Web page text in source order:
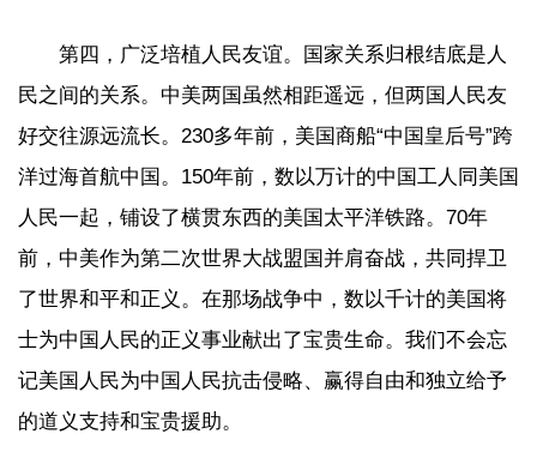
第四，广泛培植人民友谊。国家关系归根结底是人
民之间的关系。中美两国虽然相距遥远，但两国人民友
好交往源远流长。230多年前，美国商船“中国皇后号”跨
洋过海首航中国。150年前，数以万计的中国工人同美国
人民一起，铺设了横贯东西的美国太平洋铁路。70年
前，中美作为第二次世界大战盟国并肩奋战，共同捍卫
了世界和平和正义。在那场战争中，数以千计的美国将
士为中国人民的正义事业献出了宝贵生命。我们不会忘
记美国人民为中国人民抗击侵略、赢得自由和独立给予
的道义支持和宝贵援助。